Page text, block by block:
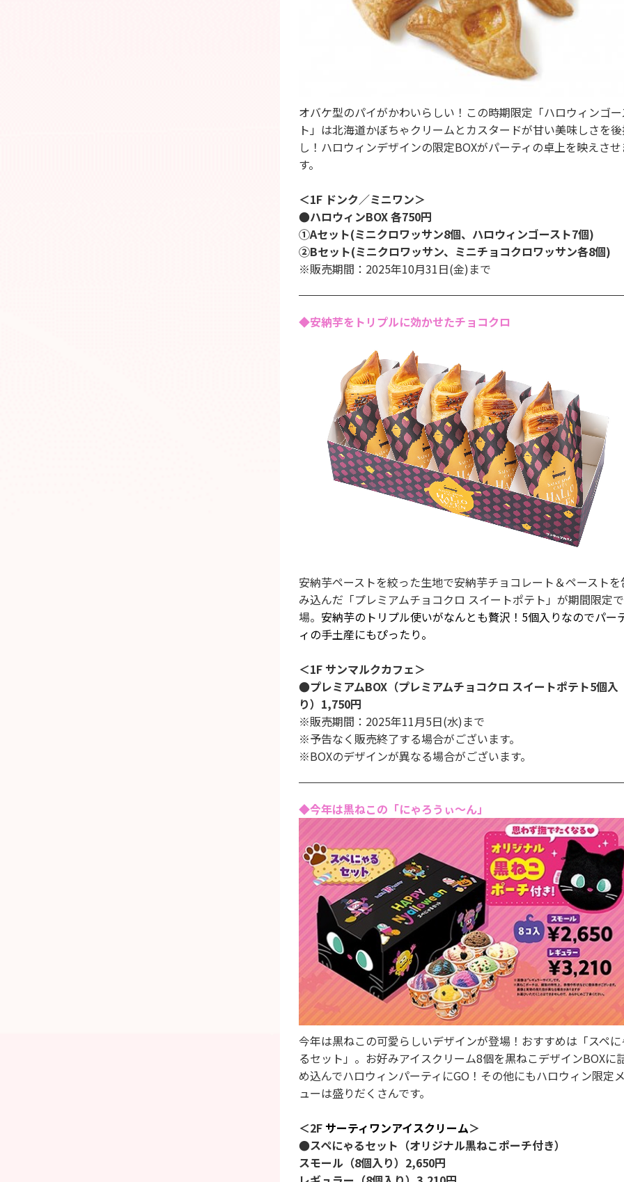
オバケ型のパイがかわいらしい！この時期限定「ハロウィンゴー
ト」は北海道かぼちゃクリームとカスタードが甘い美味しさを
し！ハロウィンデザインの限定BOXがパーティの卓上を映えさせ
す。
＜1F ドンク／ミニワン＞
●ハロウィンBOX 各750円
①Aセット(ミニクロワッサン8個、ハロウィンゴースト7個)
②Bセット(ミニクロワッサン、ミニチョコクロワッサン各8個)
※販売期間：2025年10月31日(金)まで
◆安納芋をトリプルに効かせたチョコクロ
安納芋ペーストを絞った生地で安納芋チョコレート＆ペーストを
み込んだ「プレミアムチョコクロ スイートポテト」が期間限定
場。 安納芋のトリプル使いがなんとも贅沢！5個入りなのでパー
ィの手土産にもぴったり。
＜1F サンマルクカフェ＞
●プレミアムBOX （プレミアムチョコクロ スイートポテト5個入
り）1,750円
※販売期間：2025年11月5日(水)まで
※予告なく販売終了する場合がございます。
※BOXのデザインが異なる場合がございます。
◆今年は黒ねこの「にゃろうぃ～ん」
今年は黒ねこの可愛らしいデザインが登場！おすすめは「スペに
るセット」。お好みアイスクリーム8個を黒ねこデザインBOXに
め込んでハロウィンパーティにGO！その他にもハロウィン限定
ューは盛りだくさんです。
＜2Fサーティワンアイスクリーム＞
●スペにゃるセット（オリジナル黒ねこポーチ付き）
スモール（8個入り）2,650円